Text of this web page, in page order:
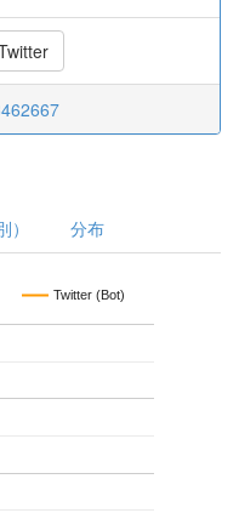
分布
Twitter (Bot)